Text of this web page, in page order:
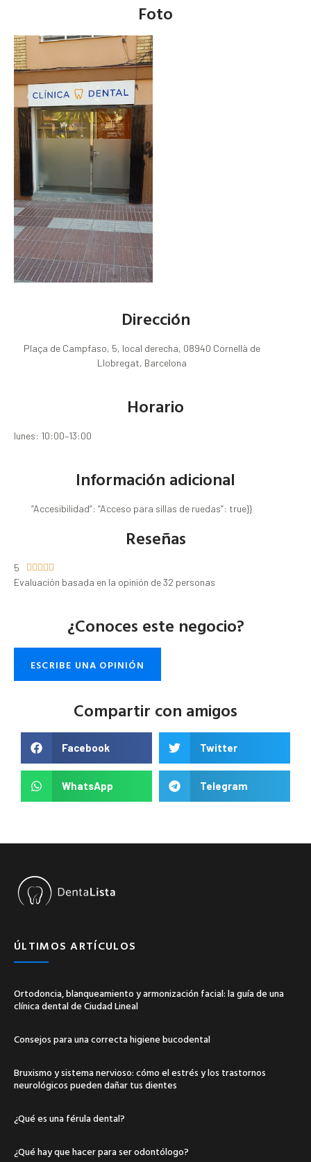
Foto
Dirección
Plaça de Campfaso, 5, local derecha, 08940 Cornellà de
Llobregat, Barcelona
Horario
lunes: 10:00–13:00
Información adicional
“Accesibilidad”: “Acceso para sillas de ruedas”: true}}
Reseñas
5     
Evaluación basada en la opinión de 32 personas
¿Conoces este negocio?
ESCRIBE UNA OPINIÓN
Compartir con amigos
Facebook Twitter
WhatsApp Telegram
ÚLTIMOS ARTÍCULOS
Ortodoncia, blanqueamiento y armonización facial: la guía de una
clínica dental de Ciudad Lineal
Consejos para una correcta higiene bucodental
Bruxismo y sistema nervioso: cómo el estrés y los trastornos
neurológicos pueden dañar tus dientes
¿Qué es una férula dental?
¿Qué hay que hacer para ser odontólogo?